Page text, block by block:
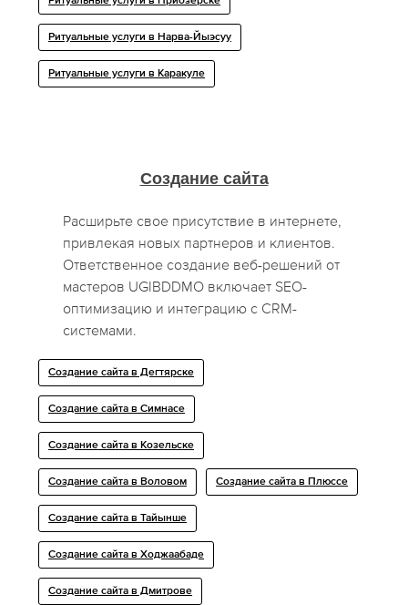
Ритуальные услуги в Нарва-Йыэсуу
Ритуальные услуги в Каракуле
Создание сайта
Расширьте свое присутствие в интернете,
привлекая новых партнеров и клиентов.
Ответственное создание веб-решений от
мастеров UGIBDDMO включает SEO-
оптимизацию и интеграцию с CRM-
системами.
Создание сайта в Дегтярске
Создание сайта в Симнасе
Создание сайта в Козельске
Создание сайта в Воловом Создание сайта в Плюссе
Создание сайта в Тайынше
Создание сайта в Ходжаабаде
Создание сайта в Дмитрове